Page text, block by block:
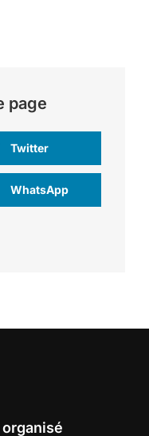
page
Twitter
WhatsApp